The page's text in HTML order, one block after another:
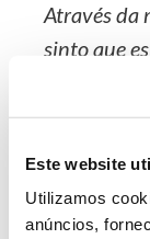
Este website
Utilizamos
anúncios,
Através da
sinto que
beleza
mundo e